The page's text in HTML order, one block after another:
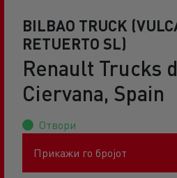
BILBAO TRUCK
RETUERTO SL)
Renault Trucks
Ciervana, Spain
Отвори
Прикажи го бројот